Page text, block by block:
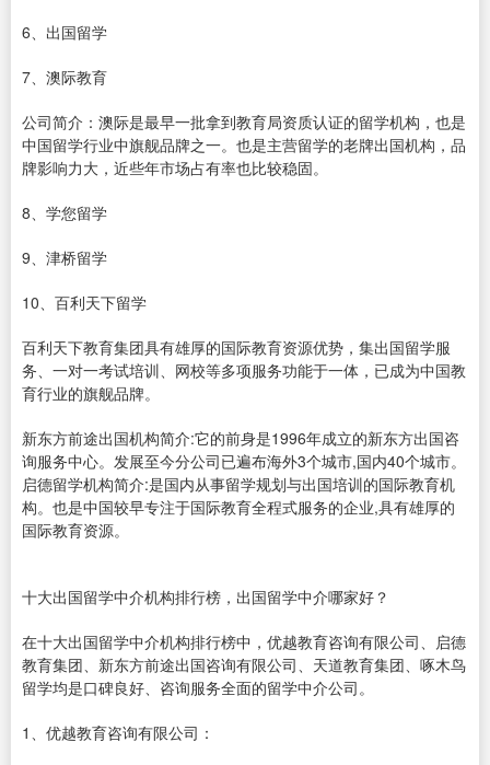
6、出国留学
7、澳际教育
公司简介：澳际是最早一批拿到教育局资质认证的留学机构，也是
中国留学行业中旗舰品牌之一。也是主营留学的老牌出国机构，品
牌影响力大，近些年市场占有率也比较稳固。
8、学您留学
9、津桥留学
10、百利天下留学
百利天下教育集团具有雄厚的国际教育资源优势，集出国留学服
务、一对一考试培训、网校等多项服务功能于一体，已成为中国教
育行业的旗舰品牌。
新东方前途出国机构简介:它的前身是1996年成立的新东方出国咨
询服务中心。发展至今分公司已遍布海外3个城市,国内40个城市。
启德留学机构简介:是国内从事留学规划与出国培训的国际教育机
构。也是中国较早专注于国际教育全程式服务的企业,具有雄厚的
国际教育资源。
十大出国留学中介机构排行榜，出国留学中介哪家好？
在十大出国留学中介机构排行榜中，优越教育咨询有限公司、启德
教育集团、新东方前途出国咨询有限公司、天道教育集团、啄木鸟
留学均是口碑良好、咨询服务全面的留学中介公司。
1、优越教育咨询有限公司：